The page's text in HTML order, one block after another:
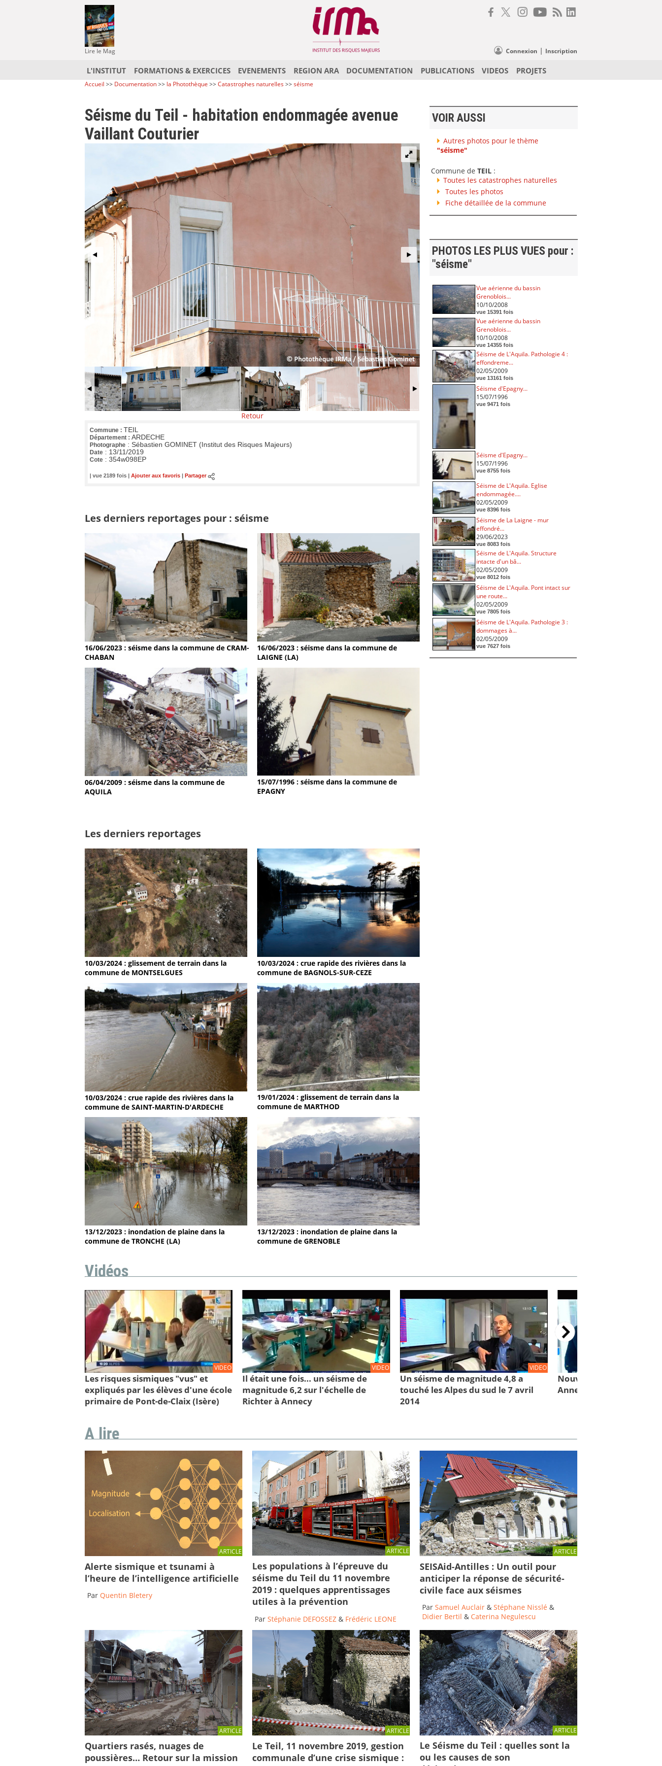
Lire le Mag Connexion | Inscription
L'INSTITUT FORMATIONS & EXERCICES EVENEMENTS REGION ARA DOCUMENTATION PUBLICATIONS VIDEOS PROJETS
Accueil >> Documentation>> la Photothèque >>Catastrophes naturelles>>séisme
Séisme du Teil - habitation endommagée avenue
Vaillant Couturier
Retour
Commune : TEIL
Département : ARDECHE
Photographe : Sébastien GOMINET (Institut des Risques Majeurs)
Date : 13/11/2019
Cote : 354w098EP
| vue 2189 fois | Ajouter aux favoris Partager
Les derniers reportages pour : séisme
16/06/2023 : séisme dans la commune de CRAM-
CHABAN
16/06/2023 : séisme dans la commune de
LAIGNE (LA)
06/04/2009 : séisme dans la commune de
AQUILA
15/07/1996 : séisme dans la commune de
EPAGNY
Les derniers reportages
10/03/2024 : glissement de terrain dans la
commune de MONTSELGUES
10/03/2024 : crue rapide des rivières dans la
commune de BAGNOLS-SUR-CEZE
10/03/2024 : crue rapide des rivières dans la
commune de SAINT-MARTIN-D'ARDECHE
19/01/2024 : glissement de terrain dans la
commune de MARTHOD
13/12/2023 : inondation de plaine dans la
commune de TRONCHE (LA)
13/12/2023 : inondation de plaine dans la
commune de GRENOBLE
VOIR AUSSI
Autres photos pour le thème
"séisme"
Commune de TEIL:
Toutes les catastrophes naturelles
Toutes les photos
Fiche détaillée de la commune
PHOTOS LES PLUS VUES pour :
"séisme"
Vue aérienne du bassin
Grenoblois...
10/10/2008
vue 15391 fois
Vue aérienne du bassin
Grenoblois...
10/10/2008
vue 14355 fois
Séisme de L'Aquila. Pathologie 4 :
effondreme...
02/05/2009
vue 13161 fois
Séisme d'Epagny...
15/07/1996
vue 9471 fois
Séisme d'Epagny...
15/07/1996
vue 8755 fois
Séisme de L'Aquila. Eglise
endommagée....
02/05/2009
vue 8396 fois
Séisme de La Laigne - mur
effondré...
29/06/2023
vue 8083 fois
Séisme de L'Aquila. Structure
intacte d'un bâ...
02/05/2009
vue 8012 fois
Séisme de L'Aquila. Pont intact sur
une route...
02/05/2009
vue 7805 fois
Séisme de L'Aquila. Pathologie 3 :
dommages à...
02/05/2009
vue 7627 fois
Vidéos
VIDEO
Les risques sismiques "vus" et
expliqués par les élèves d'une école
primaire de Pont-de-Claix (Isère)
VIDEO
Il était une fois... un séisme de
magnitude 6,2 sur l'échelle de
Richter à Annecy
VIDEO
Un séisme de magnitude 4,8 a
touché les Alpes du sud le 7 avril
2014
Nouveau tremblement
Annecy
A lire
ARTICLE
Alerte sismique et tsunami à
l’heure de l’intelligence artificielle
Par Quentin Bletery
ARTICLE
Les populations à l’épreuve du
séisme du Teil du 11 novembre
2019 : quelques apprentissages
utiles à la prévention
Par Stéphanie DEFOSSEZ & Frédéric LEONE
ARTICLE
SEISAid-Antilles : Un outil pour
anticiper la réponse de sécurité-
civile face aux séismes
Par Samuel Auclair & Stéphane Nisslé &
Didier Bertil & Caterina Negulescu
ARTICLE
Quartiers rasés, nuages de
poussières… Retour sur la mission
ARTICLE
Le Teil, 11 novembre 2019, gestion
communale d’une crise sismique :
ARTICLE
Le Séisme du Teil : quelles sont la
ou les causes de son